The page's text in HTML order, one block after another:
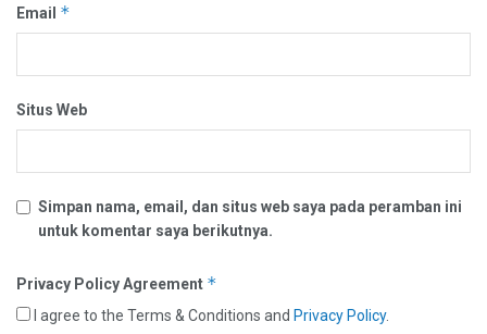
Email *
Situs Web
Simpan nama, email, dan situs web saya pada peramban ini
untuk komentar saya berikutnya.
Privacy Policy Agreement *
I agree to the Terms & Conditions and Privacy Policy.